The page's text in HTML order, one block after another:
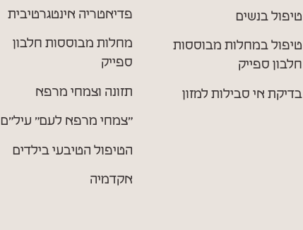
טיפול בנשים
טיפול במחלות מבוססות
חלבון ספייק
בדיקת אי סבילות למזון
פדיאטריה אינטגרטיבית
מחלות מבוססות חלבון
ספייק
תזונה וצמחי מרפא
״צמחי מרפא לעם״ עיל״ם
הטיפול הטיבעי בילדים
אקדמיה